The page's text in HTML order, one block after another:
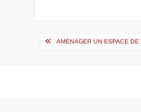
Navigation
AMÉNAGER UN ESPACE